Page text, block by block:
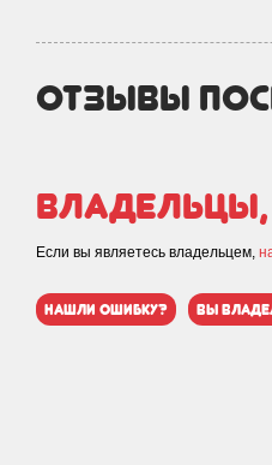
отзывы
Владельцы,
Если вы являетесь владельцем,
нашли ошибку? вы